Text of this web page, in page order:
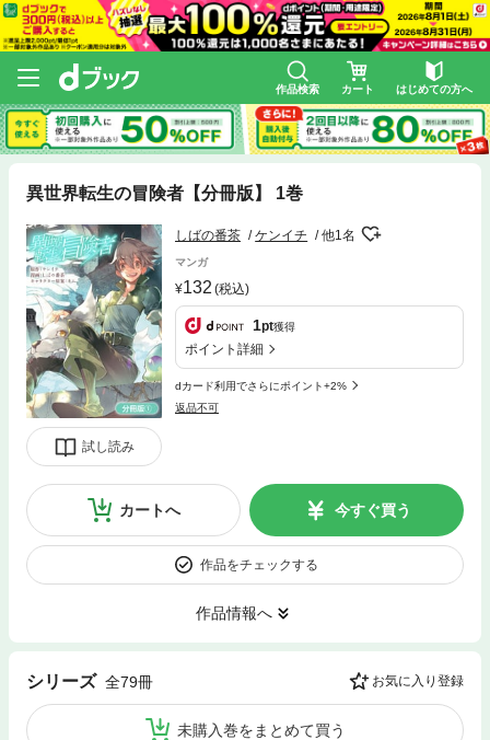
作品検索 カート はじめての方へ
異世界転生の冒険者【分冊版】 1巻
試し読み
しばの番茶 ケンイチ 他1名
マンガ
132 (税込)
1pt獲得
ポイント詳細
dカード利用でさらにポイント+2%
返品不可
カートへ 今すぐ買う
作品をチェックする
作品情報へ
シリーズ 全79冊 お気に入り登録
未購入巻をまとめて買う